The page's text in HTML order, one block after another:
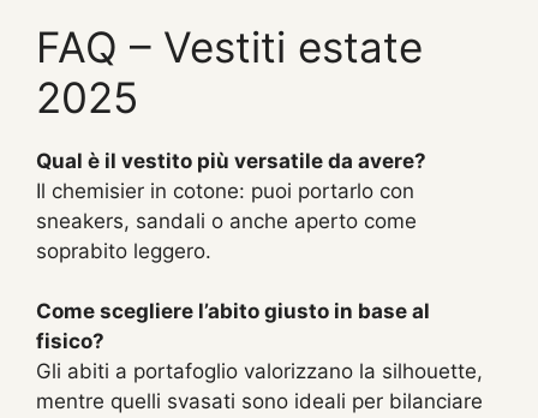
FAQ – Vestiti estate
2025
Qual è il vestito più versatile da avere?
Il chemisier in cotone: puoi portarlo con
sneakers, sandali o anche aperto come
soprabito leggero.
Come scegliere l’abito giusto in base al
fisico?
Gli abiti a portafoglio valorizzano la silhouette,
mentre quelli svasati sono ideali per bilanciare